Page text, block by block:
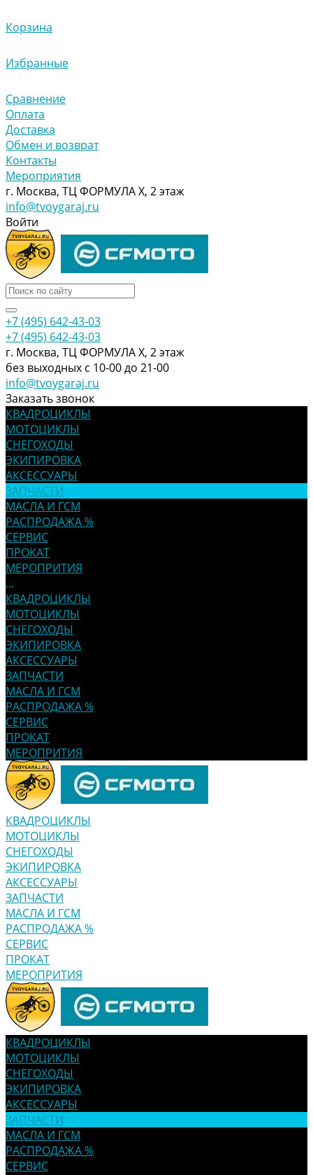
Корзина
Избранные
Сравнение
Оплата
Доставка
Обмен и возврат
Контакты
Мероприятия
г. Москва, ТЦ ФОРМУЛА Х, 2 этаж
info@tvoygaraj.ru
Войти
+7 (495) 642-43-03
+7 (495) 642-43-03
г. Москва, ТЦ ФОРМУЛА Х, 2 этаж
без выходных с 10-00 до 21-00
info@tvoygaraj.ru
Заказать звонок
КВАДРОЦИКЛЫ
МОТОЦИКЛЫ
СНЕГОХОДЫ
ЭКИПИРОВКА
АКСЕССУАРЫ
ЗАПЧАСТИ
МАСЛА И ГСМ
РАСПРОДАЖА %
СЕРВИС
ПРОКАТ
МЕРОПРИТИЯ
...
КВАДРОЦИКЛЫ
МОТОЦИКЛЫ
СНЕГОХОДЫ
ЭКИПИРОВКА
АКСЕССУАРЫ
ЗАПЧАСТИ
МАСЛА И ГСМ
РАСПРОДАЖА %
СЕРВИС
ПРОКАТ
МЕРОПРИТИЯ
КВАДРОЦИКЛЫ
МОТОЦИКЛЫ
СНЕГОХОДЫ
ЭКИПИРОВКА
АКСЕССУАРЫ
ЗАПЧАСТИ
МАСЛА И ГСМ
РАСПРОДАЖА %
СЕРВИС
ПРОКАТ
МЕРОПРИТИЯ
КВАДРОЦИКЛЫ
МОТОЦИКЛЫ
СНЕГОХОДЫ
ЭКИПИРОВКА
АКСЕССУАРЫ
ЗАПЧАСТИ
МАСЛА И ГСМ
РАСПРОДАЖА %
СЕРВИС